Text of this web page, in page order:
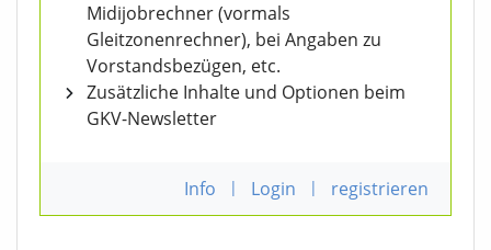
Midijobrechner (vormals
Gleitzonenrechner), bei Angaben zu
Vorstandsbezügen, etc.
Zusätzliche Inhalte und Optionen beim
GKV-Newsletter
Info | Login | registrieren